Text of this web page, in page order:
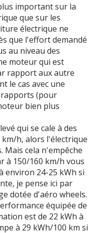
important sur la
que sur les
électrique ne
que l'effort demandé
au niveau des
moteur qui est
rapport aux autre
le cas avec une
(pour
bien plus
qui se cale à des
km/h, alors l'électrique
cela n'empêche
à 150/160 km/h vous
environ 24-25 kWh si
je pense ici par
dotée d'aéro wheels.
équipée de
est de 22 kWh à
à 29 kWh/100 km si